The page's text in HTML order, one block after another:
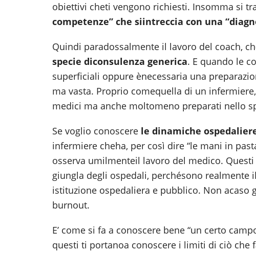
obiettivi cheti vengono richiesti. Insomma si
competenze” che siintreccia con una
Quindi paradossalmente il lavoro del coach,
specie diconsulenza generica. E quando le
superficiali oppure ènecessaria una
ma vasta. Proprio comequella di un
medici ma anche moltomeno preparati nello
Se voglio conoscere le dinamiche
infermiere cheha, per così dire “le mani in
osserva umilmenteil lavoro del medico.
giungla degli ospedali, perchésono realmente
istituzione ospedaliera e pubblico. Non
burnout.
E’ come si fa a conoscere bene “un certo
questi ti portanoa conoscere i limiti di ciò